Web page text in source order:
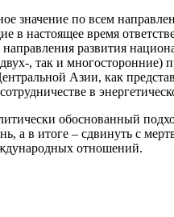
значение по всем
в настоящее время
развития
, так и многосторонние)
Азии, как
в
обоснованный
в итоге – сдвинуть с
отношений.